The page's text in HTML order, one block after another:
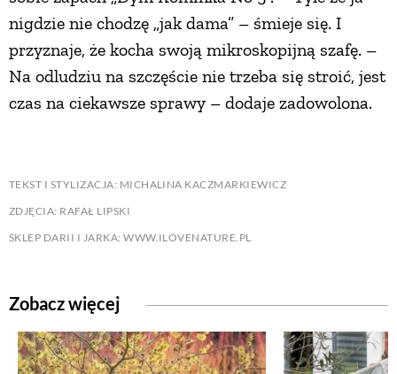
nigdzie nie chodzę „jak dama” – śmieje się. I
przyznaje, że kocha swoją mikroskopijną szafę. –
Na odludziu na szczęście nie trzeba się stroić, jest
czas na ciekawsze sprawy – dodaje zadowolona.
TEKST I STYLIZACJA: MICHALINA KACZMARKIEWICZ
ZDJĘCIA: RAFAŁ LIPSKI
SKLEP DARII I JARKA: WWW.ILOVENATURE.PL
Zobacz więcej